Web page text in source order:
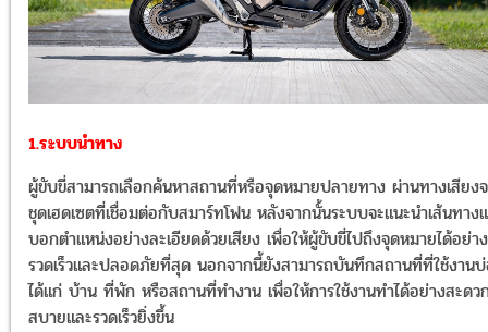
1.ระบบนำทาง
ผู้ขับขี่สามารถเลือกค้นหาสถานที่หรือจุดหมายปลายทาง ผ่านทางเสียง
ชุดเฮดเซตที่เชื่อมต่อกับสมาร์ทโฟน หลังจากนั้นระบบจะแนะนำเส้นทาง
บอกตำแหน่งอย่างละเอียดด้วยเสียง เพื่อให้ผู้ขับขี่ไปถึงจุดหมายได้อย่าง
รวดเร็วและปลอดภัยที่สุด นอกจากนี้ยังสามารถบันทึกสถานที่ที่ใช้งาน
ได้แก่ บ้าน ที่พัก หรือสถานที่ทำงาน เพื่อให้การใช้งานทำได้อย่างสะดว
สบายและรวดเร็วยิ่งขึ้น